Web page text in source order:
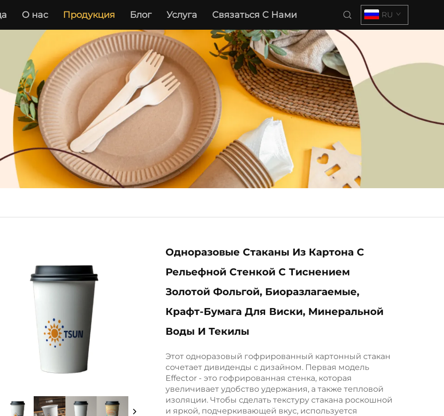
О нас Продукция Блог Услуга Связаться С Нами RU
Одноразовые Стаканы Из Картона С
Рельефной Стенкой С Тиснением
Золотой Фольгой, Биоразлагаемые,
Крафт-Бумага Для Виски, Минеральной
Воды И Текилы
Этот одноразовый гофрированный картонный стакан
сочетает дивиденды с дизайном. Первая модель
Effector - это гофрированная стенка, которая
увеличивает удобство удержания, а также тепловой
изоляции. Чтобы сделать текстуру стакана роскошной
и яркой, подчеркивающей вкус, используется